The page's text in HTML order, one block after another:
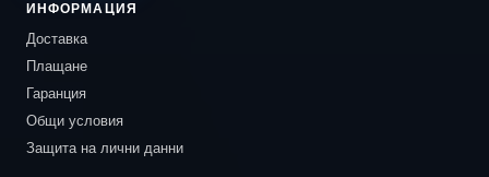
ИНФОРМАЦИЯ
Доставка
Плащане
Гаранция
Общи условия
Защита на лични данни